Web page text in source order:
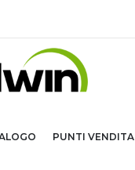
PUNTI VENDITA